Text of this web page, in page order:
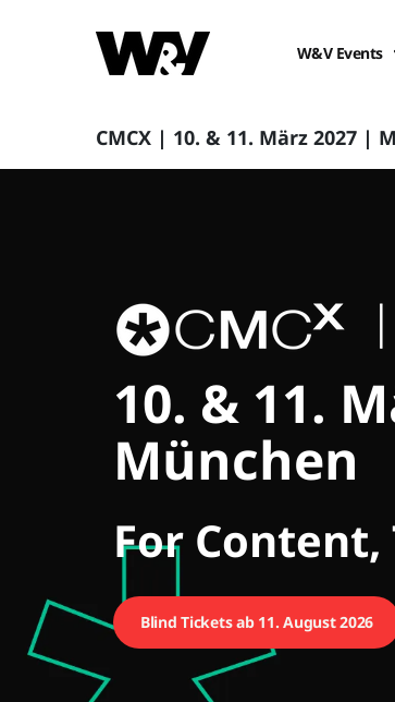
W&V Events
CMCX | 10. & 11. März 2027 |
CMCX
10. & 11.
München
For Content,
Blind Tickets ab 11. August 2026